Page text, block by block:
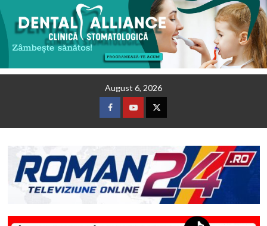
August 6, 2026
FacebookYoutubeTwitter